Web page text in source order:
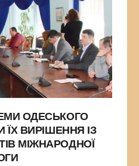
ОДЕСЬКОГО
ЇХ ВИРІШЕННЯ ІЗ
МІЖНАРОДНОЇ